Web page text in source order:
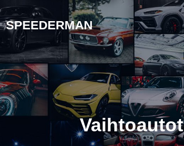
SPEEDERMAN
Vaihtoautot